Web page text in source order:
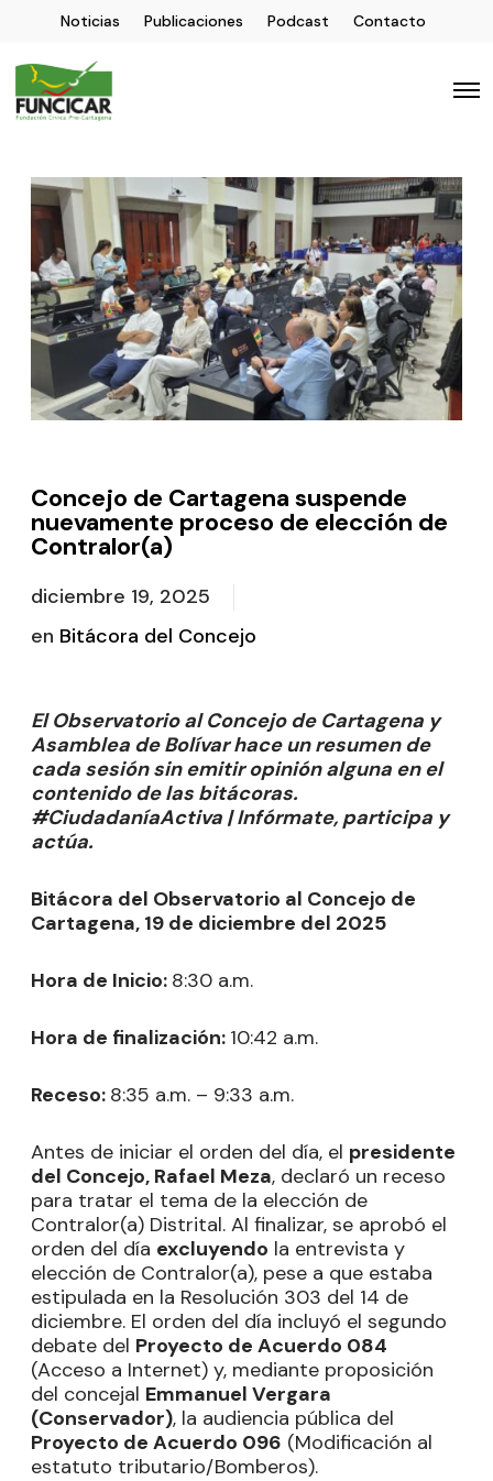
Noticias Publicaciones Podcast Contacto
Concejo de Cartagena suspende
nuevamente proceso de elección de
Contralor(a)
diciembre 19, 2025
en Bitácora del Concejo
El Observatorio al Concejo de Cartagena y
Asamblea de Bolívar hace un resumen de
cada sesión sin emitir opinión alguna en el
contenido de las bitácoras.
#CiudadaníaActiva | Infórmate, participa y
actúa.
Bitácora del Observatorio al Concejo de
Cartagena, 19 de diciembre del 2025
Hora de Inicio: 8:30 a.m.
Hora de finalización: 10:42 a.m.
Receso: 8:35 a.m. – 9:33 a.m.
Antes de iniciar el orden del día, el presidente
del Concejo, Rafael Meza, declaró un receso
para tratar el tema de la elección de
Contralor(a) Distrital. Al finalizar, se aprobó el
orden del día excluyendo la entrevista y
elección de Contralor(a), pese a que estaba
estipulada en la Resolución 303 del 14 de
diciembre. El orden del día incluyó el segundo
debate del Proyecto de Acuerdo 084
(Acceso a Internet) y, mediante proposición
del concejal Emmanuel Vergara
(Conservador), la audiencia pública del
Proyecto de Acuerdo 096 (Modificación al
estatuto tributario/Bomberos).